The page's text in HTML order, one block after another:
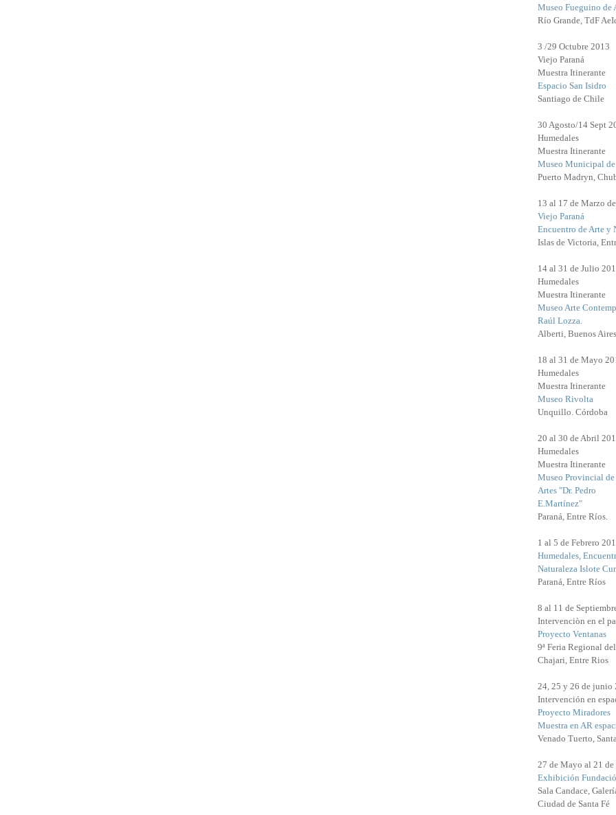
Museo Fueguino de
Río Grande, TdF
3 /29 Octubre 2013
Viejo Paraná
Muestra Itinerante
Espacio San Isidro
Santiago de Chile
30 Agosto/14 Sept
Humedales
Muestra Itinerante
Museo Municipal
Puerto Madryn,
13 al 17 de Marzo
Viejo Paraná
Encuentro de Arte y
Islas de Victoria,
14 al 31 de Julio
Humedales
Muestra Itinerante
Museo Arte
Raúl Lozza.
Alberti, Buenos Aires.
18 al 31 de Mayo
Humedales
Muestra Itinerante
Museo Rivolta
Unquillo. Córdoba
20 al 30 de Abril
Humedales
Muestra Itinerante
Museo Provincial
Artes "Dr. Pedro
E.Martínez"
Paraná, Entre Ríos.
1 al 5 de Febrero
Humedales,
Naturaleza Islote
Paraná, Entre Ríos
8 al 11 de
Intervenciòn en el
Proyecto Ventanas
9ª Feria Regional
Chajari, Entre Rios
24, 25 y 26 de junio
Intervención en
Proyecto Miradores
Muestra en AR
Venado Tuerto,
27 de Mayo al 21 de
Exhibición
Sala Candace,
Ciudad de Santa Fé